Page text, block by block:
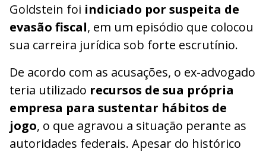
Goldstein foi indiciado por suspeita de
evasão fiscal, em um episódio que colocou
sua carreira jurídica sob forte escrutínio.
De acordo com as acusações, o ex-advogado
teria utilizado recursos de sua própria
empresa para sustentar hábitos de
jogo, o que agravou a situação perante as
autoridades federais. Apesar do histórico